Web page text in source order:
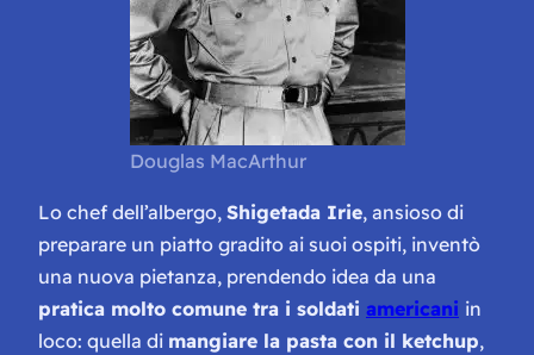
Douglas MacArthur
Lo chef dell’albergo, Shigetada Irie, ansioso di
preparare un piatto gradito ai suoi ospiti, inventò
una nuova pietanza, prendendo idea da una
pratica molto comune tra i soldati americani in
loco: quella di mangiare la pasta con il ketchup,